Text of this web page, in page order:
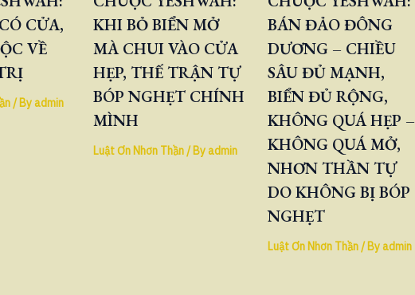
CỬA,
VỀ
/ Byadmin
KHI BỎ BIỂN MỞ
MÀ CHUI VÀO CỬA
HẸP, THẾ TRẬN TỰ
BÓP NGHẸT CHÍNH
MÌNH
Luật Ơn Nhơn Thần/ Byadmin
BÁN ĐẢO ĐÔNG
DƯƠNG – CHIỀU
SÂU ĐỦ MẠNH,
BIỂN ĐỦ RỘNG,
KHÔNG QUÁ HẸP –
KHÔNG QUÁ MỞ,
NHƠN THẦN TỰ
DO KHÔNG BỊ BÓP
NGHẸT
Luật Ơn Nhơn Thần/ Byadmin